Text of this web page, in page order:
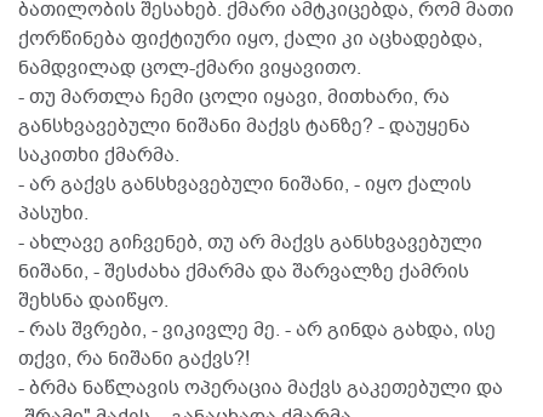
ბათილობის შესახებ. ქმარი ამტკიცებდა, რომ მათი
ქორწინება ფიქტიური იყო, ქალი კი აცხადებდა,
ნამდვილად ცოლ-ქმარი ვიყავითო.
- თუ მართლა ჩემი ცოლი იყავი, მითხარი, რა
განსხვავებული ნიშანი მაქვს ტანზე? - დაუყენა
საკითხი ქმარმა.
- არ გაქვს განსხვავებული ნიშანი, - იყო ქალის
პასუხი.
- ახლავე გიჩვენებ, თუ არ მაქვს განსხვავებული
ნიშანი, - შესძახა ქმარმა და შარვალზე ქამრის
შეხსნა დაიწყო.
- რას შვრები, - ვიკივლე მე. - არ გინდა გახდა, ისე
თქვი, რა ნიშანი გაქვს?!
- ბრმა ნაწლავის ოპერაცია მაქვს გაკეთებული და